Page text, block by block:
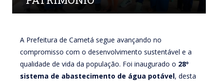
A Prefeitura de Cametá segue avançando no
compromisso com o desenvolvimento sustentável e a
qualidade de vida da população. Foi inaugurado o 28º
sistema de abastecimento de água potável, desta